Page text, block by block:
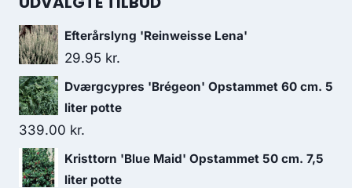
Efterårslyng 'Reinweisse Lena'
29.95 kr.
Dværgcypres 'Brégeon' Opstammet 60 cm. 5
liter potte
339.00 kr.
Kristtorn 'Blue Maid' Opstammet 50 cm. 7,5
liter potte